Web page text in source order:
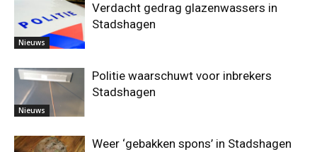
Nieuws
Verdacht gedrag glazenwassers in
Stadshagen
Nieuws
Politie waarschuwt voor inbrekers
Stadshagen
Weer ‘gebakken spons’ in Stadshagen